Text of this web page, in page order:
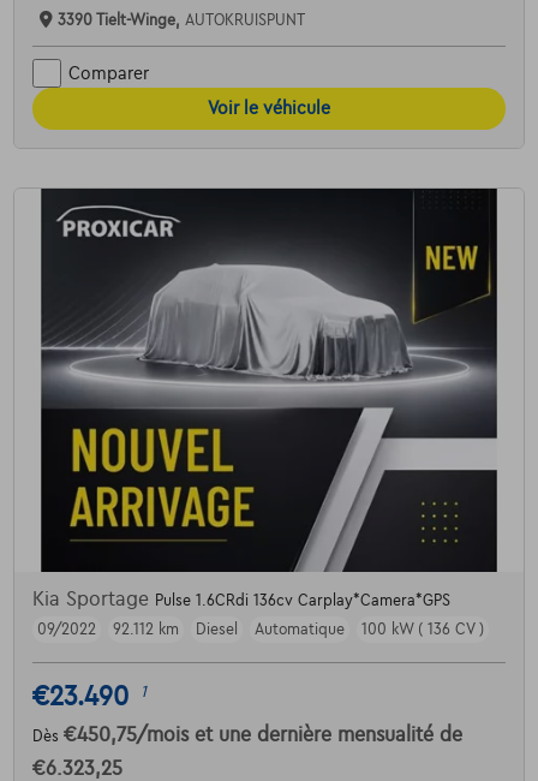
3390 Tielt-Winge, AUTOKRUISPUNT
Comparer
Voir le véhicule
Kia Sportage Pulse 1.6CRdi 136cv Carplay*Camera*GPS
09/2022
92.112 km Diesel Automatique 100 kW ( 136 CV )
€23.490 1
Dès €450,75/mois et une dernière mensualité de
€6.323,25